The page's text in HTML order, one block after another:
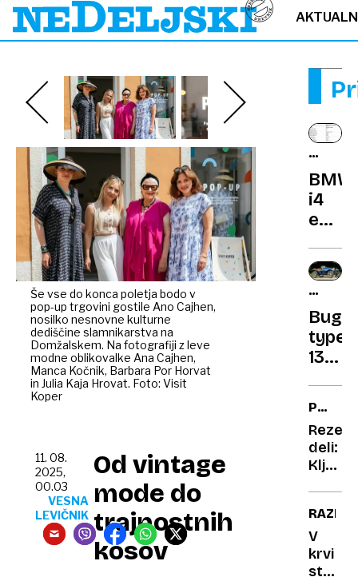
Še vse do konca poletja bodo v
pop-up trgovini gostile Ano Cajhen,
nosilko nesnovne kulturne
dediščine slamnikarstva na
Domžalskem. Na fotografiji z leve
modne oblikovalke Ana Cajhen,
Manca Kočnik, Barbara Por Horvat
in Julia Kaja Hrovat. Foto: Visit
Koper
Od vintage
mode do
trajnostnih
kosov
11. 08.
2025,
00.03
VESNA
LEVIČNIK
KRATKI
TEST
BMW
i4
ki
vse,
česar
loti
VOZILA
type
13:
kot
VOZILA
deli:
Ključna
in
V
krvi